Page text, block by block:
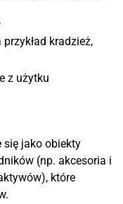
kradzież,
z użytku
się jako obiekty
(np. akcesoria i
które